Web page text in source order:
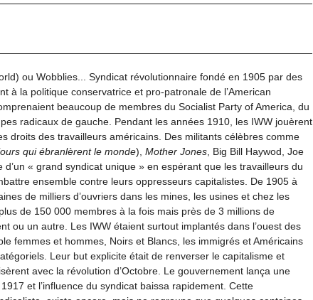
ou Wobblies... Syndicat révolutionnaire fondé en 1905 par des
à la politique conservatrice et pro-patronale de l’American
beaucoup de membres du Socialist Party of America, du
radicaux de gauche. Pendant les années 1910, les IWW jouèrent
droits des travailleurs américains. Des militants célèbres comme
qui ébranlèrent le monde), Mother Jones , Big Bill Haywod, Joe
d’un « grand syndicat unique » en espérant que les travailleurs du
ensemble contre leurs oppresseurs capitalistes. De 1905 à
de milliers d’ouvriers dans les mines, les usines et chez les
de 150 000 membres à la fois mais près de 3 millions de
ou un autre. Les IWW étaient surtout implantés dans l’ouest des
femmes et hommes, Noirs et Blancs, les immigrés et Américains
Leur but explicite était de renverser le capitalisme et
avec la révolution d’Octobre. Le gouvernement lança une
et l’influence du syndicat baissa rapidement. Cette